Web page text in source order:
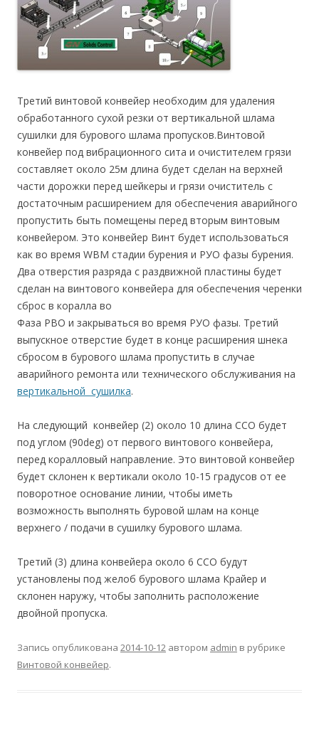
Третий винтовой конвейер необходим для удаления
обработанного сухой резки от вертикальной шлама
сушилки для бурового шлама пропусков.Винтовой
конвейер под вибрационного сита и очистителем грязи
составляет около 25м длина будет сделан на верхней
части дорожки перед шейкеры и грязи очиститель с
достаточным расширением для обеспечения аварийного
пропустить быть помещены перед вторым винтовым
конвейером. Это конвейер Винт будет использоваться
как во время WBM стадии бурения и РУО фазы бурения.
Два отверстия разряда с раздвижной пластины будет
сделан на винтового конвейера для обеспечения черенки
сброс в коралла во
Фаза РВО и закрываться во время РУО фазы. Третий
выпускное отверстие будет в конце расширения шнека
сбросом в бурового шлама пропустить в случае
аварийного ремонта или технического обслуживания на
вертикальной сушилка.
На следующий конвейер (2) около 10 длина ССО будет
под углом (90deg) от первого винтового конвейера,
перед коралловый направление. Это винтовой конвейер
будет склонен к вертикали около 10-15 градусов от ее
поворотное основание линии, чтобы иметь
возможность выполнять буровой шлам на конце
верхнего / подачи в сушилку бурового шлама.
Третий (3) длина конвейера около 6 ССО будут
установлены под желоб бурового шлама Крайер и
склонен наружу, чтобы заполнить расположение
двойной пропуска.
Запись опубликована 2014-10-12 автором admin в рубрике
Винтовой конвейер.